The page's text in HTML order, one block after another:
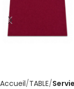
Accueil TABLE